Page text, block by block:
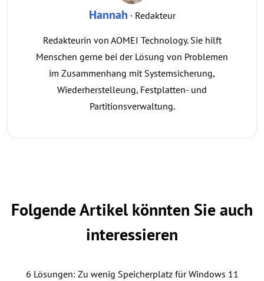
Hannah · Redakteur
Redakteurin von AOMEI Technology. Sie hilft
Menschen gerne bei der Lösung von Problemen
im Zusammenhang mit Systemsicherung,
Wiederherstelleung, Festplatten- und
Partitionsverwaltung.
Folgende Artikel könnten Sie auch
interessieren
6 Lösungen: Zu wenig Speicherplatz für Windows 11